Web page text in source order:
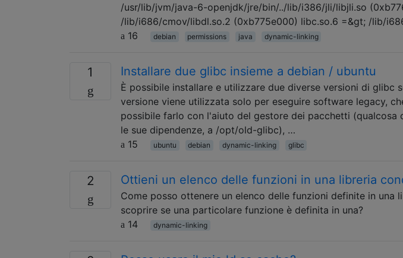
/usr/lib/jvm/java-6-openjdk/jre/bin/../lib/i386/jli/libjli.so
/lib/i686/cmov/libdl.so.2 (0xb775e000) libc.so.6 =&gt; /lib/
16
debian permissions java dynamic-linking
1 Installare due glibc insieme a debian / ubuntu
È possibile installare e utilizzare due diverse versioni di glibc
versione viene utilizzata solo per eseguire software legacy,
possibile farlo con l'aiuto del gestore dei pacchetti (qualcosa
le sue dipendenze, a /opt/old-glibc), …
15
ubuntu debian dynamic-linking glibc
2 Ottieni un elenco delle funzioni in una libreria
Come posso ottenere un elenco delle funzioni definite in una
scoprire se una particolare funzione è definita in una?
14
dynamic-linking